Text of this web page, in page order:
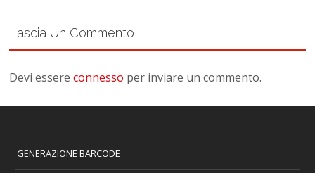
Lascia Un Commento
Devi essereconnesso per inviare un commento.
GENERAZIONE BARCODE